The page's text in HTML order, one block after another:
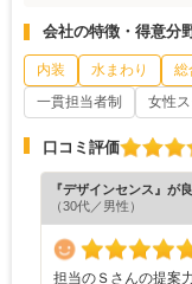
会社の特徴・得意分
内装 水まわり 総
一貫担当者制
女性
口コミ評価
『デザインセンス』が
（30代／男性）
担当のＳさんの提案